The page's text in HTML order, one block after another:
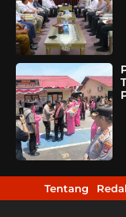
Tentang